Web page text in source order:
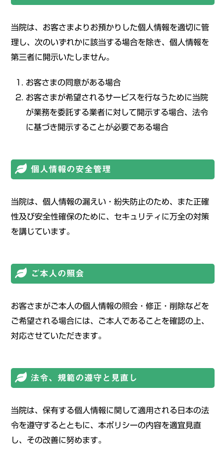
当院は、お客さまよりお預かりした個人情報を適切に管
理し、次のいずれかに該当する場合を除き、個人情報を
第三者に開示いたしません。
お客さまの同意がある場合
お客さまが希望されるサービスを行なうために当院
が業務を委託する業者に対して開示する場合、法令
に基づき開示することが必要である場合
個人情報の安全管理
当院は、個人情報の漏えい・紛失防止のため、また正確
性及び安全性確保のために、セキュリティに万全の対策
を講じています。
ご本人の照会
お客さまがご本人の個人情報の照会・修正・削除などを
ご希望される場合には、ご本人であることを確認の上、
対応させていただきます。
法令、規範の遵守と見直し
当院は、保有する個人情報に関して適用される日本の法
令を遵守するとともに、本ポリシーの内容を適宜見直
し、その改善に努めます。